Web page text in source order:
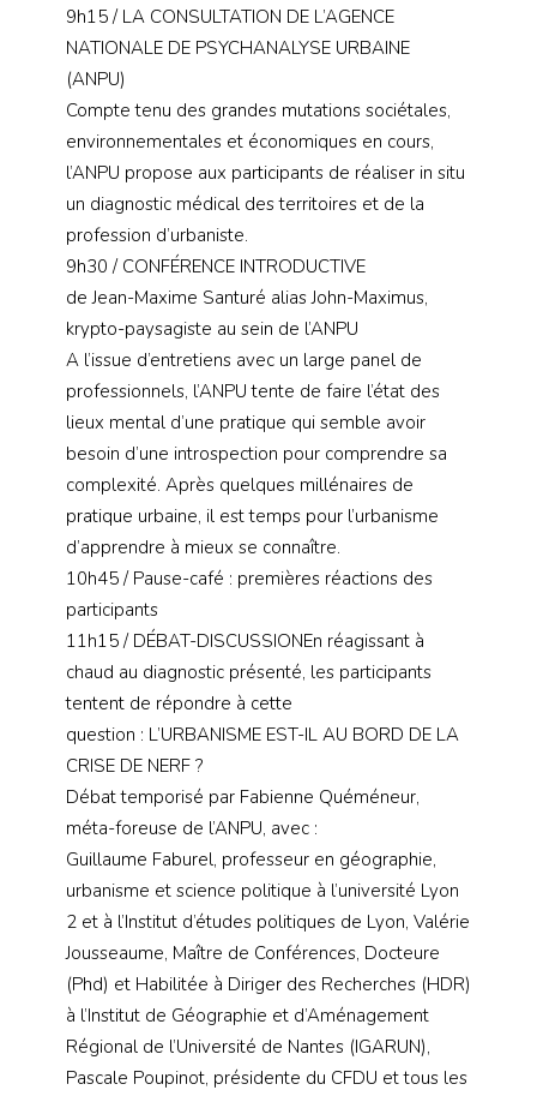
9h15 / LA CONSULTATION DE L’AGENCE
NATIONALE DE PSYCHANALYSE URBAINE
(ANPU)
Compte tenu des grandes mutations sociétales,
environnementales et économiques en cours,
l’ANPU propose aux participants de réaliser in situ
un diagnostic médical des territoires et de la
profession d’urbaniste.
9h30 / CONFÉRENCE INTRODUCTIVE
de Jean-Maxime Santuré alias John-Maximus,
krypto-paysagiste au sein de l’ANPU
A l’issue d’entretiens avec un large panel de
professionnels, l’ANPU tente de faire l’état des
lieux mental d’une pratique qui semble avoir
besoin d’une introspection pour comprendre sa
complexité. Après quelques millénaires de
pratique urbaine, il est temps pour l’urbanisme
d’apprendre à mieux se connaître.
10h45 / Pause-café : premières réactions des
participants
11h15 / DÉBAT-DISCUSSIONEn réagissant à
chaud au diagnostic présenté, les participants
tentent de répondre à cette
question : L’URBANISME EST-IL AU BORD DE LA
CRISE DE NERF ?
Débat temporisé par Fabienne Quéméneur,
méta-foreuse de l’ANPU, avec :
Guillaume Faburel, professeur en géographie,
urbanisme et science politique à l’université Lyon
2 et à l’Institut d’études politiques de Lyon, Valérie
Jousseaume, Maître de Conférences, Docteure
(Phd) et Habilitée à Diriger des Recherches (HDR)
à l’Institut de Géographie et d’Aménagement
Régional de l’Université de Nantes (IGARUN),
Pascale Poupinot, présidente du CFDU et tous les